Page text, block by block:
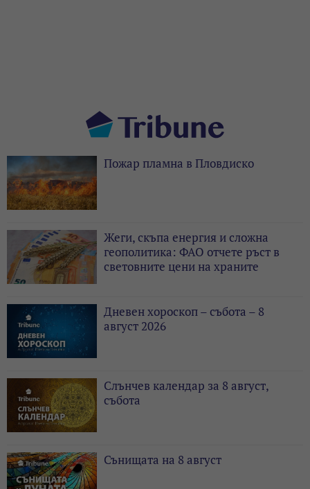
Пожар пламна в Пловдиско
Жеги, скъпа енергия и сложна
геополитика: ФАО отчете ръст в
световните цени на храните
Дневен хороскоп – събота – 8
август 2026
Слънчев календар за 8 август,
събота
Сънищата на 8 август